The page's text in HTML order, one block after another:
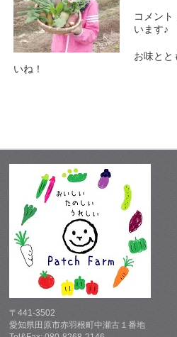
コメント
います♪
お味とと
いね！
〒441-3502
愛知県田原市赤羽根町中瀬古１番地